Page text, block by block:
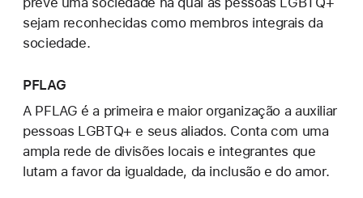
sejam reconhecidas como membros integrais da
sociedade.
PFLAG
A PFLAG é a primeira e maior organização a auxiliar
pessoas LGBTQ+ e seus aliados. Conta com uma
ampla rede de divisões locais e integrantes que
lutam a favor da igualdade, da inclusão e do amor.